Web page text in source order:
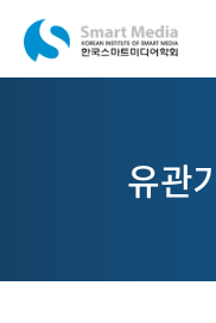
유관